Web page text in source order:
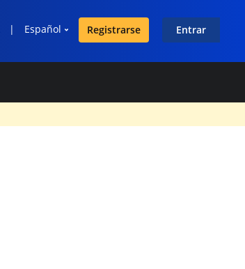
| Español Registrarse Entrar